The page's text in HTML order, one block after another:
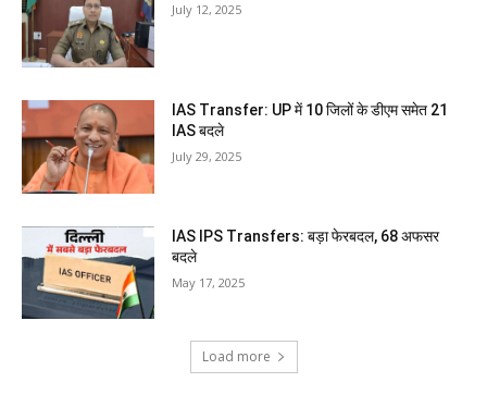
July 12, 2025
IAS Transfer: UP में 10 जिलों के डीएम समेत 21
IAS बदले
July 29, 2025
IAS IPS Transfers: बड़ा फेरबदल, 68 अफसर
बदले
May 17, 2025
Load more